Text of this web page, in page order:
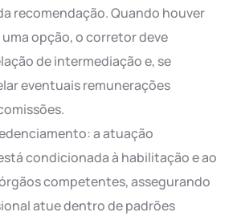
recomendação. Quando houver
opção, o corretor deve
de intermediação e, se
eventuais remunerações
a atuação
condicionada à habilitação e ao
competentes, assegurando
atue dentro de padrões